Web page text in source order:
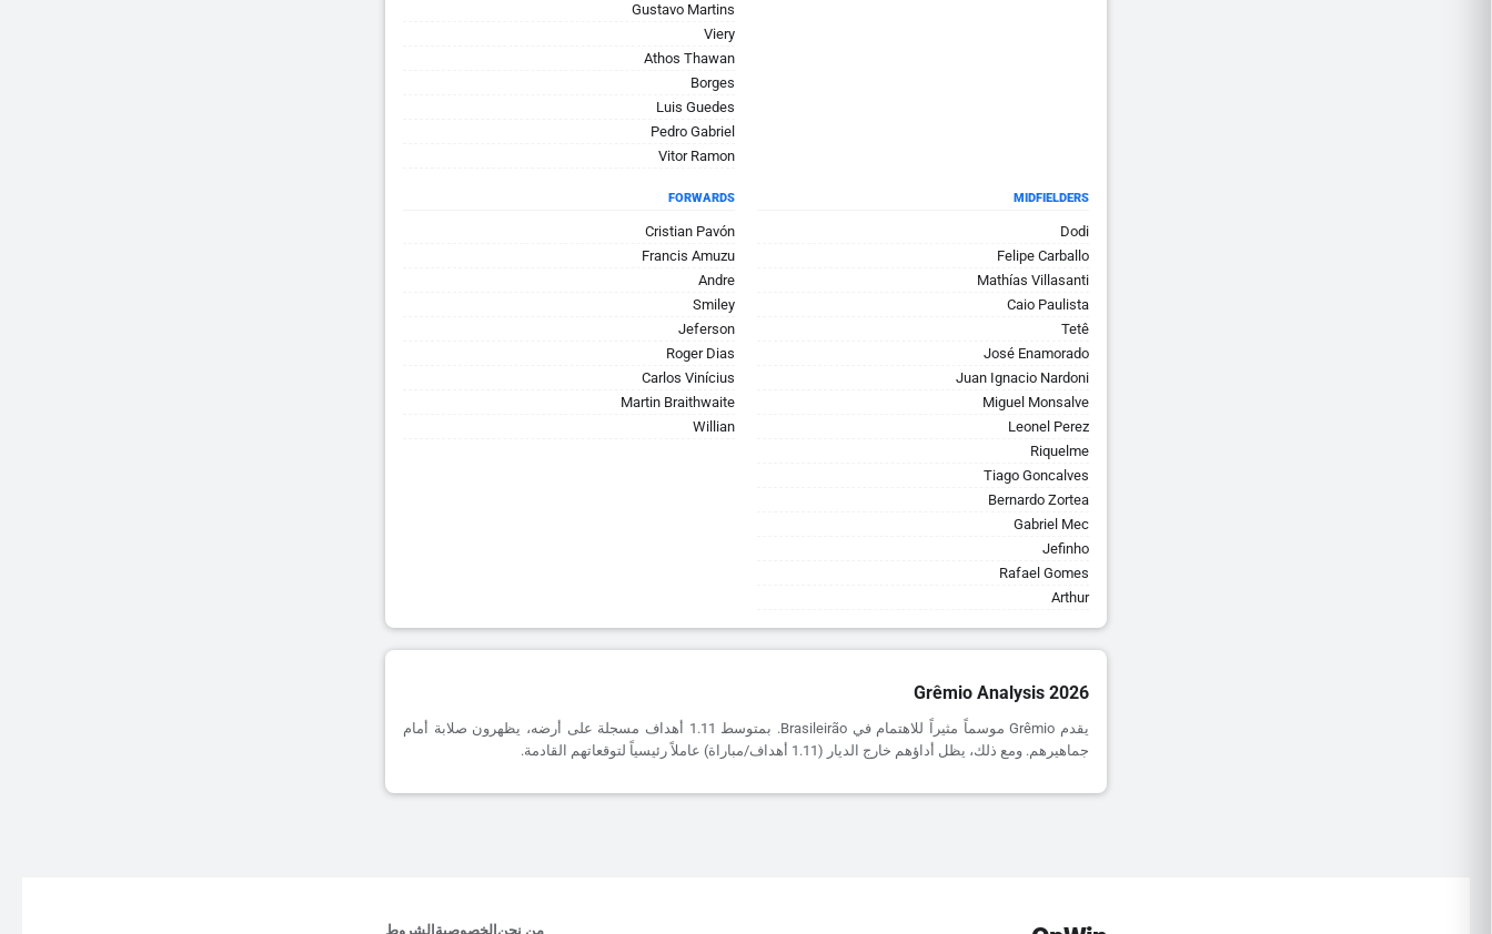
Gustavo Martins
Viery
Athos Thawan
Borges
Luis Guedes
Pedro Gabriel
Vitor Ramon
MIDFIELDERS
Dodi
Felipe Carballo
Mathías Villasanti
Caio Paulista
Tetê
José Enamorado
Juan Ignacio Nardoni
Miguel Monsalve
Leonel Perez
Riquelme
Tiago Goncalves
Bernardo Zortea
Gabriel Mec
Jefinho
Rafael Gomes
Arthur
FORWARDS
Cristian Pavón
Francis Amuzu
Andre
Smiley
Jeferson
Roger Dias
Carlos Vinícius
Martin Braithwaite
Willian
Grêmio Analysis 2026
يقدم Grêmio موسماً مثيراً للاهتمام في Brasileirão. بمتوسط 1.11 أهداف مسجلة على أرضه، يظهرون صلابة أمام
جماهيرهم. ومع ذلك، يظل أداؤهم خارج الديار (1.11 أهداف/مباراة) عاملاً رئيسياً لتوقعاتهم القادمة.
من نحن الخصوصية الشروط